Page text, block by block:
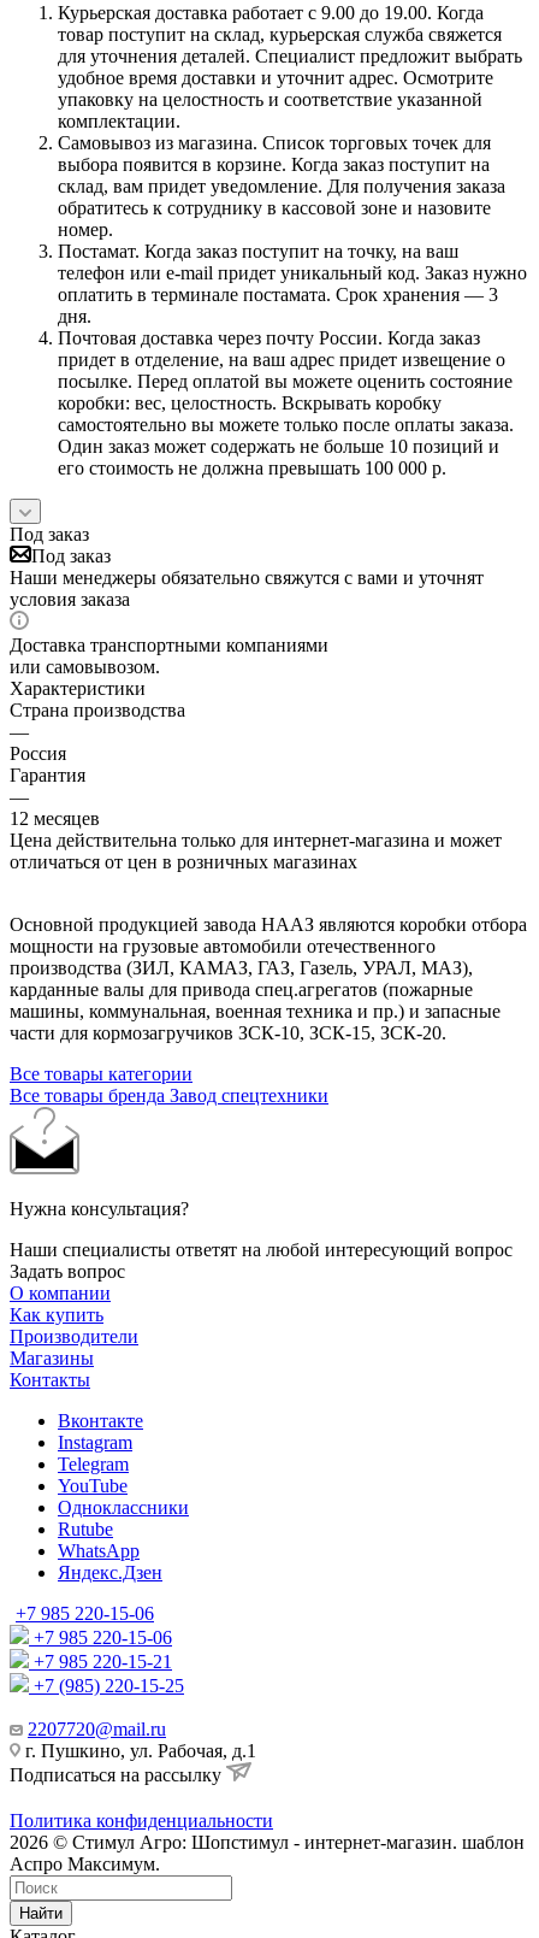
Курьерская доставка работает с 9.00 до 19.00. Когда
товар поступит на склад, курьерская служба свяжется
для уточнения деталей. Специалист предложит выбрать
удобное время доставки и уточнит адрес. Осмотрите
упаковку на целостность и соответствие указанной
комплектации.
Самовывоз из магазина. Список торговых точек для
выбора появится в корзине. Когда заказ поступит на
склад, вам придет уведомление. Для получения заказа
обратитесь к сотруднику в кассовой зоне и назовите
номер.
Постамат. Когда заказ поступит на точку, на ваш
телефон или e-mail придет уникальный код. Заказ нужно
оплатить в терминале постамата. Срок хранения — 3
дня.
Почтовая доставка через почту России. Когда заказ
придет в отделение, на ваш адрес придет извещение о
посылке. Перед оплатой вы можете оценить состояние
коробки: вес, целостность. Вскрывать коробку
самостоятельно вы можете только после оплаты заказа.
Один заказ может содержать не больше 10 позиций и
его стоимость не должна превышать 100 000 р.
Под заказ
Под заказ
Наши менеджеры обязательно свяжутся с вами и уточнят
условия заказа
Доставка транспортными компаниями
или самовывозом.
Характеристики
Страна производства
—
Россия
Гарантия
—
12 месяцев
Цена действительна только для интернет-магазина и может
отличаться от цен в розничных магазинах
Основной продукцией завода НААЗ являются коробки отбора
мощности на грузовые автомобили отечественного
производства (ЗИЛ, КАМАЗ, ГАЗ, Газель, УРАЛ, МАЗ),
карданные валы для привода спец.агрегатов (пожарные
машины, коммунальная, военная техника и пр.) и запасные
части для кормозагручиков ЗСК-10, ЗСК-15, ЗСК-20.
Все товары категории
Все товары бренда Завод спецтехники
Нужна консультация?
Наши специалисты ответят на любой интересующий вопрос
Задать вопрос
О компании
Как купить
Производители
Магазины
Контакты
Вконтакте
Instagram
Telegram
YouTube
Одноклассники
Rutube
WhatsApp
Яндекс.Дзен
+7 985 220-15-06
+7 985 220-15-06
+7 985 220-15-21
+7 (985) 220-15-25
2207720@mail.ru
г. Пушкино, ул. Рабочая, д.1
Подписаться на рассылку
Политика конфиденциальности
2026 © Стимул Агро: Шопстимул - интернет-магазин. шаблон
Аспро Максимум.
Найти